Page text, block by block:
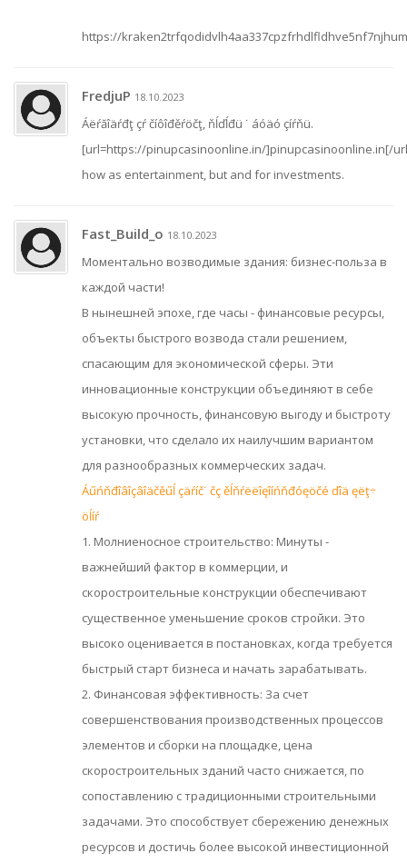
https://
FredjuP 18.10.2023
Áëŕăîäŕđţ çŕ číôîđěŕöčţ, ňĺďĺđü ˙ áóäó çíŕňü.
[url=https://pinupcasinoonline.in/]pinupcasinoonline.in[/
how as entertainment, but and for investments.
Fast_Build_o 18.10.2023
Моментально возводимые здания: бизнес-польза в
каждой части!
В нынешней эпохе, где часы - финансовые ресурсы,
объекты быстрого возвода стали решением,
спасающим для экономической сферы. Эти
инновационные конструкции объединяют в себе
высокую прочность, финансовую выгоду и быстроту
установки, что сделало их наилучшим вариантом
для разнообразных коммерческих задач.
Áűńňđîâîçâîäčěűĺ çäŕíč˙ čç ěĺňŕëëîęîíńňđóęöčé ďîä ęëţ÷
öĺíŕ
1. Молниеносное строительство: Минуты -
важнейший фактор в коммерции, и
скоростроительные конструкции обеспечивают
существенное уменьшение сроков стройки. Это
высоко оценивается в постановках, когда требуется
быстрый старт бизнеса и начать зарабатывать.
2. Финансовая эффективность: За счет
совершенствования производственных процессов
элементов и сборки на площадке, цена
скоростроительных зданий часто снижается, по
сопоставлению с традиционными строительными
задачами. Это способствует сбережению денежных
ресурсов и достичь более высокой инвестиционной